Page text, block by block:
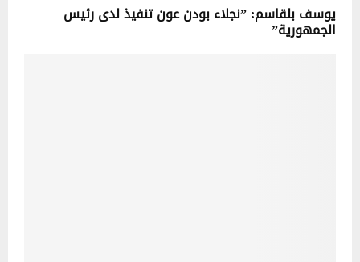
يوسف بلقاسم: ”نجلاء بودن عون تنفيذ لدى رئيس
الجمهورية”